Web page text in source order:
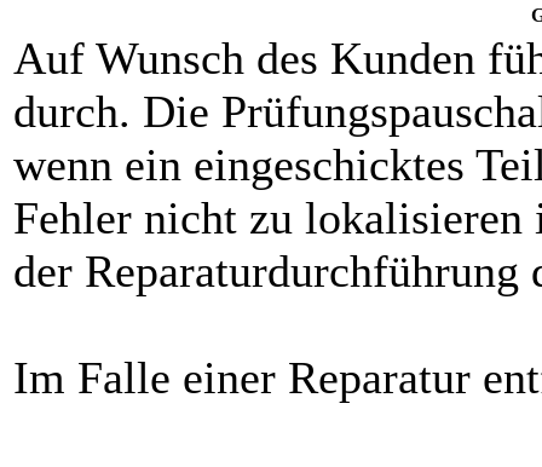
Auf Wunsch des Kunden
durch. Die
wenn ein eingeschicktes
Fehler nicht zu lokalisieren
der
Im Falle einer Reparatur